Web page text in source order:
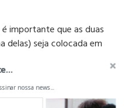
importante que as duas
delas) seja colocada em
de mudança, mas o ideal
atual.
nossa news...